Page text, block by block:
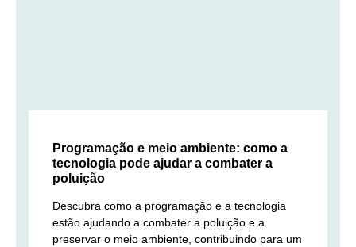
Programação e meio ambiente: como a
tecnologia pode ajudar a combater a
poluição
Descubra como a programação e a tecnologia
estão ajudando a combater a poluição e a
preservar o meio ambiente, contribuindo para um